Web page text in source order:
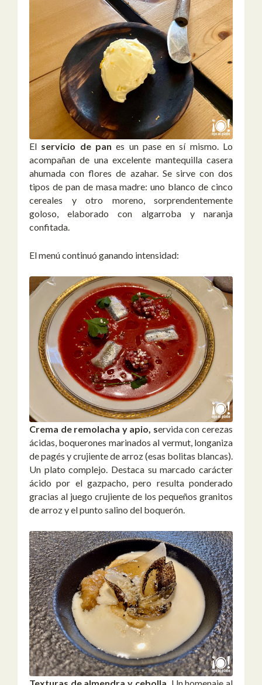
El servicio de pan es un pase en sí mismo. Lo
acompañan de una excelente mantequilla casera
ahumada con flores de azahar. Se sirve con dos
tipos de pan de masa madre: uno blanco de cinco
cereales y otro moreno, sorprendentemente
goloso, elaborado con algarroba y naranja
confitada.
El menú continuó ganando intensidad:
Crema de remolacha y apio, servida con cerezas
ácidas, boquerones marinados al vermut, longaniza
de pagés y crujiente de arroz (esas bolitas blancas).
Un plato complejo. Destaca su marcado carácter
ácido por el gazpacho, pero resulta ponderado
gracias al juego crujiente de los pequeños granitos
de arroz y el punto salino del boquerón.